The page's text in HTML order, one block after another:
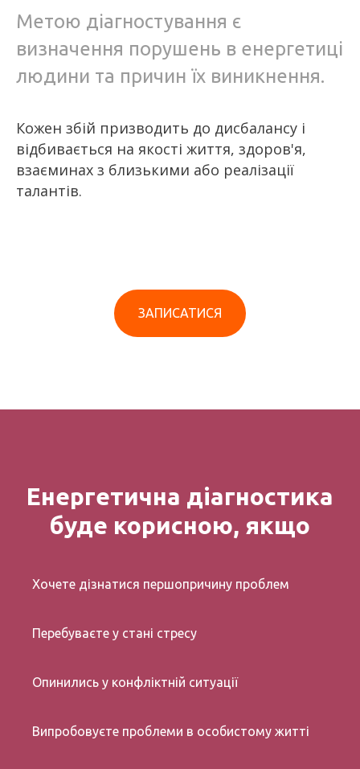
Метою діагностування є
визначення порушень в енергетиці
людини та причин їх виникнення.
Кожен збій призводить до дисбалансу і
відбивається на якості життя, здоров'я,
взаєминах з близькими або реалізації
талантів.
ЗАПИСАТИСЯ
Енергетична діагностика
буде корисною, якщо
Хочете дізнатися першопричину проблем
Перебуваєте у стані стресу
Опинились у конфліктній ситуації
Випробовуєте проблеми в особистому житті